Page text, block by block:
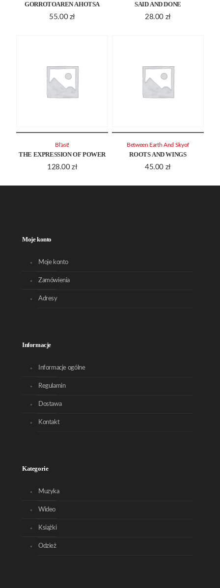
GORROTOAREN AHOTSA
55.00 zł
SAID AND DONE
28.00 zł
THE EXPRESSION OF POWER
128.00 zł
Bl'ast!
ROOTS AND WINGS
45.00 zł
Between Earth And Skyof
Moje konto
Moje konto
Zamówienia
Adresy
Informacje
Informacje ogólne
Regulamin
Dostawa
Kontakt
Kategorie
Muzyka
Wideo
Książki
Odzież